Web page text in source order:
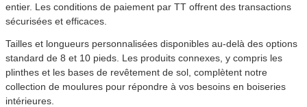
entier. Les conditions de paiement par TT offrent des transactions
sécurisées et efficaces.
Tailles et longueurs personnalisées disponibles au-delà des options
standard de 8 et 10 pieds. Les produits connexes, y compris les
plinthes et les bases de revêtement de sol, complètent notre
collection de moulures pour répondre à vos besoins en boiseries
intérieures.